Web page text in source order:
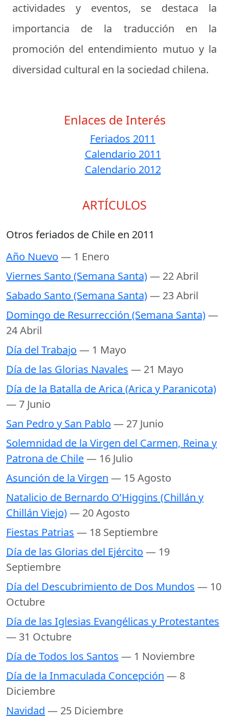
actividades y eventos, se destaca la
importancia de la traducción en la
promoción del entendimiento mutuo y la
diversidad cultural en la sociedad chilena.
Enlaces de Interés
Feriados 2011
Calendario 2011
Calendario 2012
ARTÍCULOS
Otros feriados de Chile en 2011
Año Nuevo — 1 Enero
Viernes Santo (Semana Santa)— 22 Abril
Sabado Santo (Semana Santa)— 23 Abril
Domingo de Resurrección (Semana Santa)—
24 Abril
Día del Trabajo — 1 Mayo
Día de las Glorias Navales — 21 Mayo
Día de la Batalla de Arica (Arica y Paranicota)
— 7 Junio
San Pedro y San Pablo — 27 Junio
Solemnidad de la Virgen del Carmen, Reina y
Patrona de Chile— 16 Julio
Asunción de la Virgen — 15 Agosto
Natalicio de Bernardo O’Higgins (Chillán y
Chillán Viejo)— 20 Agosto
Fiestas Patrias — 18 Septiembre
Día de las Glorias del Ejército — 19
Septiembre
Día del Descubrimiento de Dos Mundos — 10
Octubre
Día de las Iglesias Evangélicas y Protestantes
— 31 Octubre
Día de Todos los Santos — 1 Noviembre
Día de la Inmaculada Concepción — 8
Diciembre
Navidad — 25 Diciembre